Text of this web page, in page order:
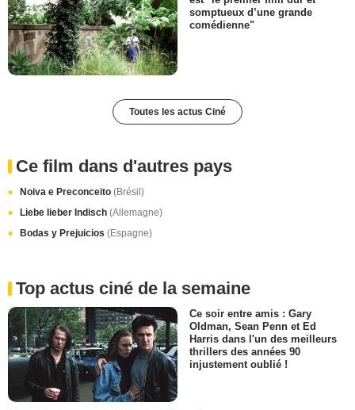
somptueux d’une grande
comédienne"
Toutes les actus Ciné
Ce film dans d'autres pays
Noiva e Preconceito (Brésil)
Liebe lieber Indisch (Allemagne)
Bodas y Prejuicios (Espagne)
Top actus ciné de la semaine
Ce soir entre amis : Gary
Oldman, Sean Penn et Ed
Harris dans l'un des meilleurs
thrillers des années 90
injustement oublié !